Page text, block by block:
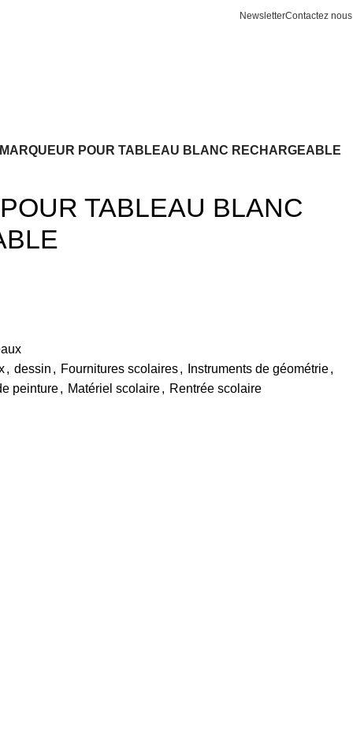
NewsletterContactez nous
MARQUEUR POUR TABLEAU BLANC RECHARGEABLE
TABLEAU BLANC
, dessin , Fournitures scolaires, Instruments de géométrie,
peinture, Matériel scolaire, Rentrée scolaire